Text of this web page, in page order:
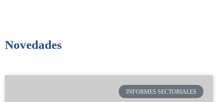
Novedades
INFORMES SECTORIALES